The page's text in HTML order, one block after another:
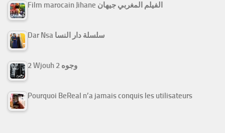
Film marocain Jihane الفيلم المغربي جيهان
Dar Nsa سلسلة دار النسا
2 Wjouh 2 وجوه
Pourquoi BeReal n’a jamais conquis les utilisateurs